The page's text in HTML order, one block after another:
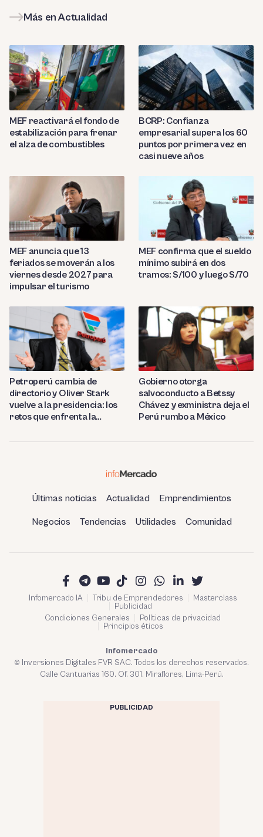
Más en Actualidad
MEF reactivará el fondo de
estabilización para frenar
el alza de combustibles
BCRP: Confianza
empresarial supera los 60
puntos por primera vez en
casi nueve años
MEF anuncia que 13
feriados se moverán a los
viernes desde 2027 para
impulsar el turismo
MEF confirma que el sueldo
mínimo subirá en dos
tramos: S/100 y luego S/70
Petroperú cambia de
directorio y Oliver Stark
vuelve a la presidencia: los
retos que enfrenta la
Gobierno otorga
salvoconducto a Betssy
Chávez y exministra deja el
Perú rumbo a México
Últimas noticias Actualidad Emprendimientos
Negocios Tendencias Utilidades Comunidad
Infomercado IA Tribu de Emprendedores
Masterclass
Publicidad
Condiciones Generales
Políticas de privacidad
Principios éticos
Infomercado
© Inversiones Digitales FVR SAC. Todos los derechos reservados.
Calle Cantuarias 160. Of. 301. Miraflores, Lima-Perú.
PUBLICIDAD